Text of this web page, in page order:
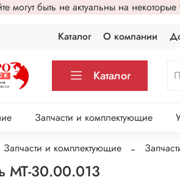
могут быть не актуальны на
Каталог О компании
Каталог
Запчасти и комплектующие
Запчасти и комплектующие
МТ-30.00.013